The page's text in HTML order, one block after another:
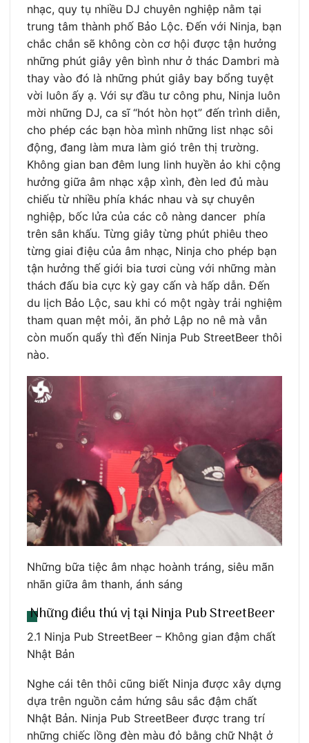
nhạc, quy tụ nhiều DJ chuyên nghiệp nằm tại
trung tâm thành phố Bảo Lộc. Đến với Ninja, bạn
chắc chắn sẽ không còn cơ hội được tận hưởng
những phút giây yên bình như ở thác Dambri mà
thay vào đó là những phút giây bay bổng tuyệt
vời luôn ấy ạ. Với sự đầu tư công phu, Ninja luôn
mời những DJ, ca sĩ “hót hòn họt” đến trình diễn,
cho phép các bạn hòa mình những list nhạc sôi
động, đang làm mưa làm gió trên thị trường.
Không gian ban đêm lung linh huyền ảo khi cộng
hưởng giữa âm nhạc xập xình, đèn led đủ màu
chiếu từ nhiều phía khác nhau và sự chuyên
nghiệp, bốc lửa của các cô nàng dancer phía
trên sân khấu. Từng giây từng phút phiêu theo
từng giai điệu của âm nhạc, Ninja cho phép bạn
tận hưởng thế giới bia tươi cùng với những màn
thách đấu bia cực kỳ gay cấn và hấp dẫn. Đến
du lịch Bảo Lộc, sau khi có một ngày trải nghiệm
tham quan mệt mỏi, ăn phở Lập no nê mà vẫn
còn muốn quẩy thì đến Ninja Pub StreetBeer thôi
nào.
Những bữa tiệc âm nhạc hoành tráng, siêu mãn
nhãn giữa âm thanh, ánh sáng
Những điều thú vị tại Ninja Pub StreetBeer
2.1 Ninja Pub StreetBeer – Không gian đậm chất
Nhật Bản
Nghe cái tên thôi cũng biết Ninja được xây dựng
dựa trên nguồn cảm hứng sâu sắc đậm chất
Nhật Bản. Ninja Pub StreetBeer được trang trí
những chiếc lồng đèn màu đỏ bằng chữ Nhật ở